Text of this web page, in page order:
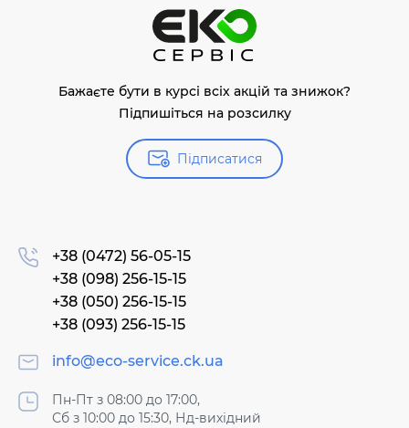
Бажаєте бути в курсі всіх акцій та знижок?
Підпишіться на розсилку
Підписатися
+38 (0472) 56-05-15
+38 (098) 256-15-15
+38 (050) 256-15-15
+38 (093) 256-15-15
info@eco-service.ck.ua
Пн-Пт з 08:00 до 17:00,
Сб з 10:00 до 15:30, Нд-вихідний